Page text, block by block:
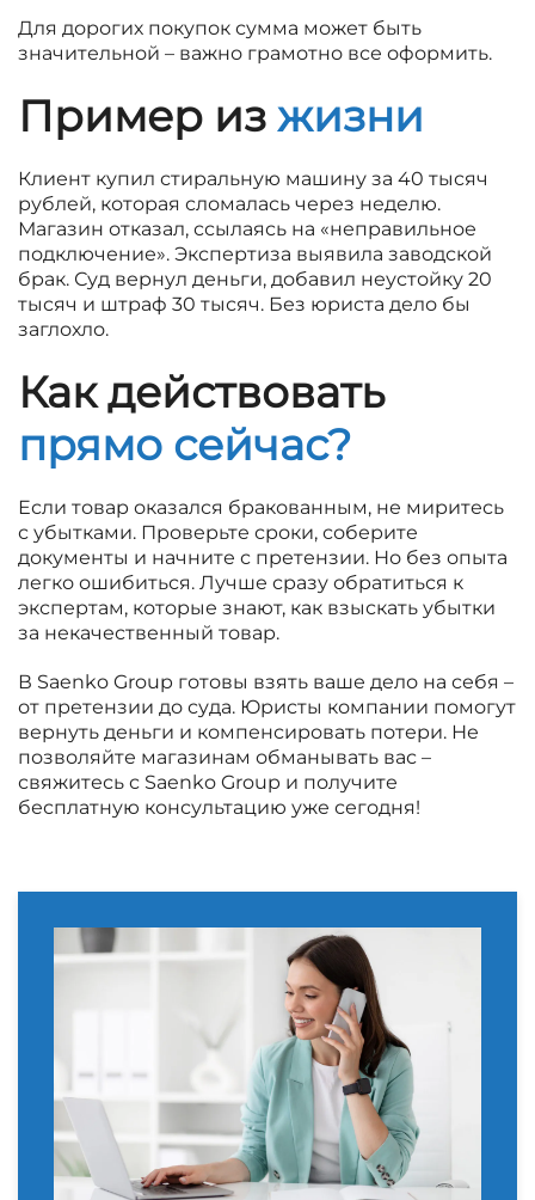
Для дорогих покупок сумма может быть
значительной – важно грамотно все оформить.
Пример из жизни
Клиент купил стиральную машину за 40 тысяч
рублей, которая сломалась через неделю.
Магазин отказал, ссылаясь на «неправильное
подключение». Экспертиза выявила заводской
брак. Суд вернул деньги, добавил неустойку 20
тысяч и штраф 30 тысяч. Без юриста дело бы
заглохло.
Как действовать
прямо сейчас?
Если товар оказался бракованным, не миритесь
с убытками. Проверьте сроки, соберите
документы и начните с претензии. Но без опыта
легко ошибиться. Лучше сразу обратиться к
экспертам, которые знают, как взыскать убытки
за некачественный товар.
В Saenko Group готовы взять ваше дело на себя –
от претензии до суда. Юристы компании помогут
вернуть деньги и компенсировать потери. Не
позволяйте магазинам обманывать вас –
свяжитесь с Saenko Group и получите
бесплатную консультацию уже сегодня!